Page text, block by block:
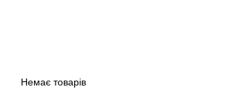
Немає товарів